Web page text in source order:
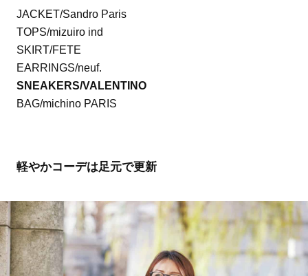
JACKET/Sandro Paris
TOPS/mizuiro ind
SKIRT/FETE
EARRINGS/neuf.
SNEAKERS/VALENTINO
BAG/michino PARIS
軽やかコーデは足元で更新